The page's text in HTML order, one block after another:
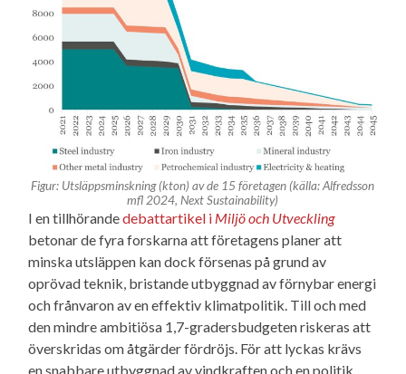
Figur: Utsläppsminskning (kton) av de 15 företagen (källa: Alfredsson
mfl 2024, Next Sustainability)
I en tillhörandedebattartikel i Miljö och Utveckling
betonar de fyra forskarna att företagens planer att
minska utsläppen kan dock försenas på grund av
oprövad teknik, bristande utbyggnad av förnybar energi
och frånvaron av en effektiv klimatpolitik. Till och med
den mindre ambitiösa 1,7-gradersbudgeten riskeras att
överskridas om åtgärder fördröjs. För att lyckas krävs
en snabbare utbyggnad av vindkraften och en politik